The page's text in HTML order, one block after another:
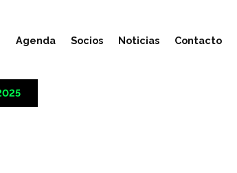
Agenda Socios Noticias Contacto